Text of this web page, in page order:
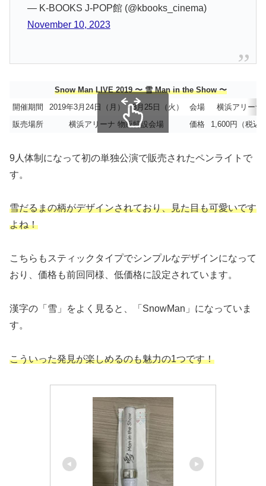
— K-BOOKS J-POP館 (@kbooks_cinema)
November 10, 2023
Snow Man LIVE 2019 〜 雪 Man in the Show 〜
開催期間
2019年3月24日（月）・3月25日（火） 会場
横浜アリーナ
販売場所
横浜アリーナ 物販特設会場 価格 1,600円（税込
9人体制になって初の単独公演で販売されたペンライトで
す。
雪だるまの柄がデザインされており、見た目も可愛いです
よね！
こちらもスティックタイプでシンプルなデザインになって
おり、価格も前回同様、低価格に設定されています。
漢字の「雪」をよく見ると、「SnowMan」になっていま
す。
こういった発見が楽しめるのも魅力の1つです！